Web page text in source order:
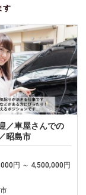
す
／車屋さんでの
昭島市
円 ～ 4,500,000円